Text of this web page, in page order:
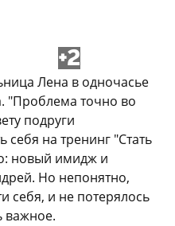
+2
Лена в одночасье
"Проблема точно во
подруги
себя на тренинг "Стать
новый имидж и
Но непонятно,
себя, и не потерялось
важное.